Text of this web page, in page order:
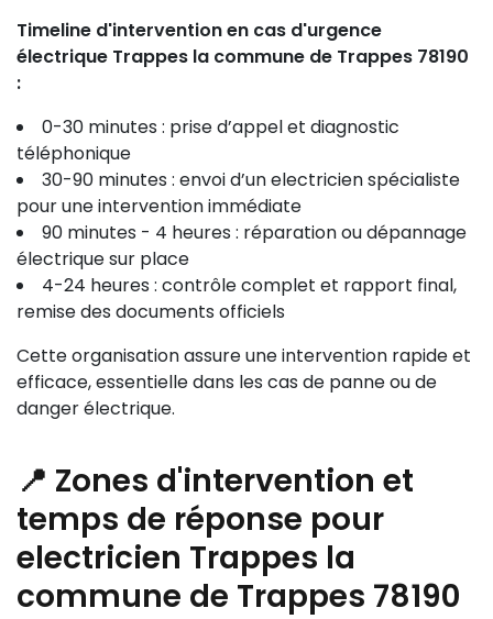
Timeline d'intervention en cas d'urgence
électrique Trappes la commune de Trappes 78190
:
0-30 minutes : prise d’appel et diagnostic
téléphonique
30-90 minutes : envoi d’un electricien spécialiste
pour une intervention immédiate
90 minutes - 4 heures : réparation ou dépannage
électrique sur place
4-24 heures : contrôle complet et rapport final,
remise des documents officiels
Cette organisation assure une intervention rapide et
efficace, essentielle dans les cas de panne ou de
danger électrique.
📍 Zones d'intervention et
temps de réponse pour
electricien Trappes la
commune de Trappes 78190